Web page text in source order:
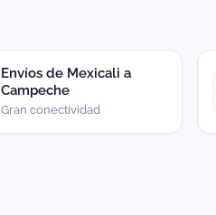
Envíos de Mexicali a
Campeche
Gran conectividad